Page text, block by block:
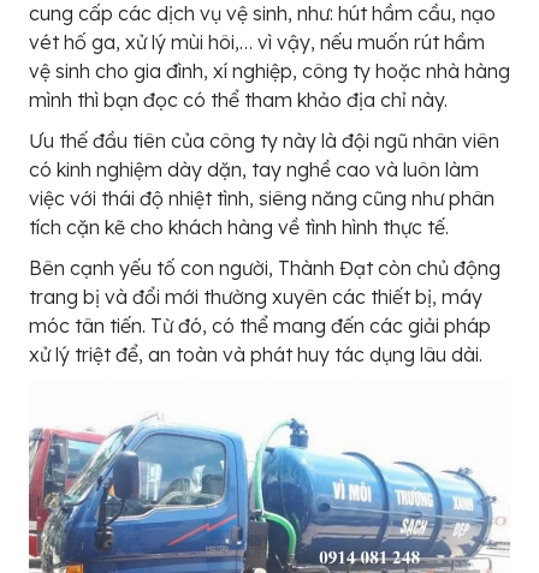
cung cấp các dịch vụ vệ sinh, như: hút hầm cầu, nạo
vét hố ga, xử lý mùi hôi,… vì vậy, nếu muốn rút hầm
vệ sinh cho gia đình, xí nghiệp, công ty hoặc nhà hàng
mình thì bạn đọc có thể tham khảo địa chỉ này.
Ưu thế đầu tiên của công ty này là đội ngũ nhân viên
có kinh nghiệm dày dặn, tay nghề cao và luôn làm
việc với thái độ nhiệt tình, siêng năng cũng như phân
tích cặn kẽ cho khách hàng về tình hình thực tế.
Bên cạnh yếu tố con người, Thành Đạt còn chủ động
trang bị và đổi mới thường xuyên các thiết bị, máy
móc tân tiến. Từ đó, có thể mang đến các giải pháp
xử lý triệt để, an toàn và phát huy tác dụng lâu dài.